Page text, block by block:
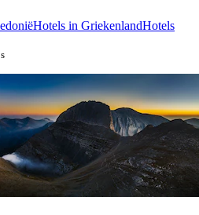
Hotels in GriekenlandHotels